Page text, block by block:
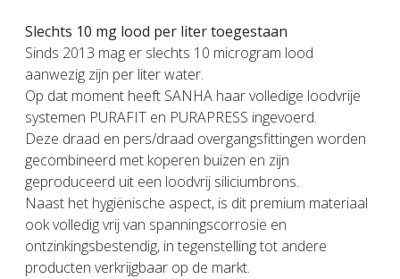
Slechts 10 mg lood per liter toegestaan
Sinds 2013 mag er slechts 10 microgram lood
aanwezig zijn per liter water.
Op dat moment heeft SANHA haar volledige loodvrije
systemen PURAFIT en PURAPRESS ingevoerd.
Deze draad en pers/draad overgangsfittingen worden
gecombineerd met koperen buizen en zijn
geproduceerd uit een loodvrij siliciumbrons.
Naast het hygiënische aspect, is dit premium materiaal
ook volledig vrij van spanningscorrosie en
ontzinkingsbestendig, in tegenstelling tot andere
producten verkrijgbaar op de markt.